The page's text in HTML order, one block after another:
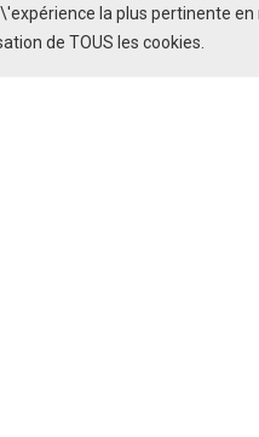
la plus pertinente
de TOUS les cookies.